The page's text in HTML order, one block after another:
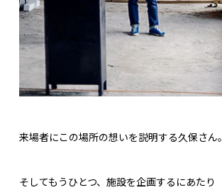
来場者にこの場所の想いを説明する久保さん。
そしてもうひとつ、施設を企画するにあたり